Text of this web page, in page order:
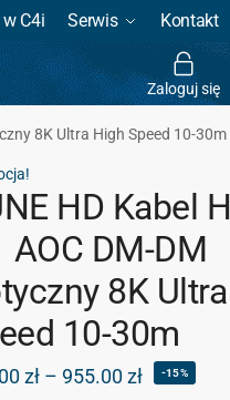
C4i Serwis Kontakt
Zaloguj się
8K Ultra High Speed 10-30m
HD Kabel
AOC DM-DM
8K
10-30m
zł – 955.00zł -15%